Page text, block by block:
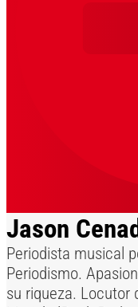
Jason
Periodista musical
Periodismo.
su riqueza. Locutor